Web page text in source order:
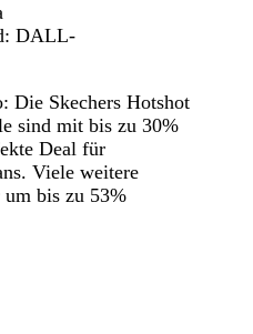
DALL-
Die Skechers Hotshot
sind mit bis zu 30%
Deal für
Viele weitere
um bis zu 53%